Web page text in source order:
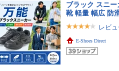
ブラック スニ
靴 軽量 幅広 防
レビ
E-Shoes Direct